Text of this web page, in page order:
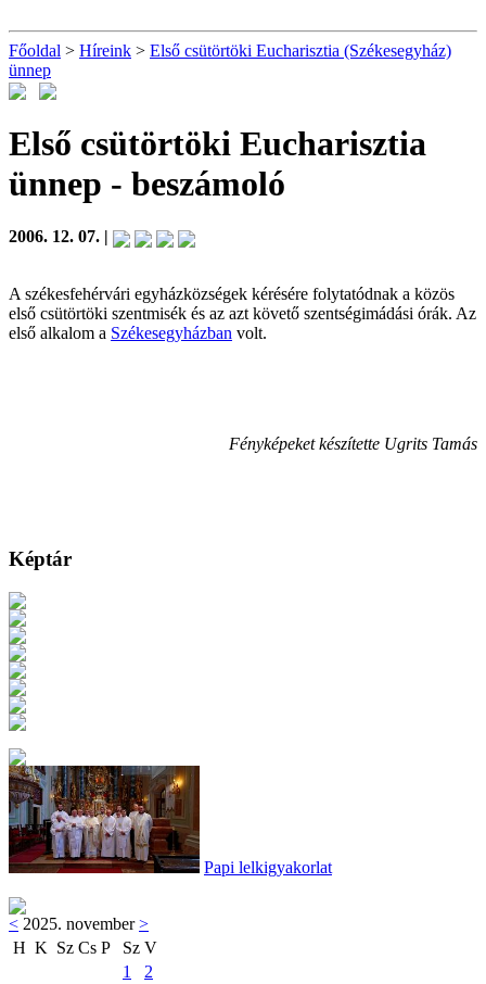
Főoldal > Híreink > Első csütörtöki Eucharisztia (Székesegyház)
ünnep
Első csütörtöki Eucharisztia
ünnep - beszámoló
2006. 12. 07. |
A székesfehérvári egyházközségek kérésére folytatódnak a közös
első csütörtöki szentmisék és az azt követő szentségimádási órák. Az
első alkalom a Székesegyházban volt.
Fényképeket készítette Ugrits Tamás
Képtár
Papi lelkigyakorlat
< 2025. november>
H K Sz Cs P Sz V
1
2